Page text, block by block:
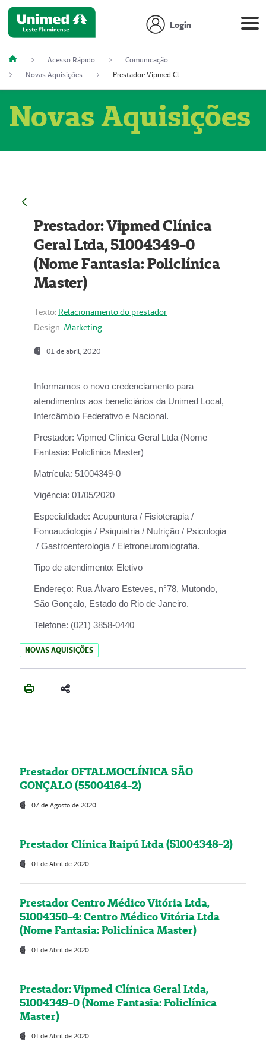
Login
Acesso Rápido
Comunicação
Novas Aquisições
Prestador: Vipmed Clínica Geral Ltda, 51004349-0 (Nome Fantasia: Policlínica Master)
Novas Aquisições
Prestador: Vipmed Clínica
Geral Ltda, 51004349-0
(Nome Fantasia: Policlínica
Master)
Texto: Relacionamento do prestador
Design: Marketing
01 de abril, 2020
Informamos o novo credenciamento para
atendimentos aos beneficiários da Unimed Local,
Intercâmbio Federativo e Nacional.
Prestador: Vipmed Clínica Geral Ltda (Nome
Fantasia: Policlínica Master)
Matrícula: 51004349-0
Vigência: 01/05/2020
Especialidade: Acupuntura / Fisioterapia /
Fonoaudiologia / Psiquiatria / Nutrição / Psicologia
/ Gastroenterologia / Eletroneuromiografia.
Tipo de atendimento: Eletivo
Endereço: Rua Àlvaro Esteves, n°78, Mutondo,
São Gonçalo, Estado do Rio de Janeiro.
Telefone: (021) 3858-0440
NOVAS AQUISIÇÕES
Prestador OFTALMOCLÍNICA SÃO
GONÇALO (55004164-2)
07 de Agosto de 2020
Prestador Clínica Itaipú Ltda (51004348-2)
01 de Abril de 2020
Prestador Centro Médico Vitória Ltda,
51004350-4: Centro Médico Vitória Ltda
(Nome Fantasia: Policlínica Master)
01 de Abril de 2020
Prestador: Vipmed Clínica Geral Ltda,
51004349-0 (Nome Fantasia: Policlínica
Master)
01 de Abril de 2020